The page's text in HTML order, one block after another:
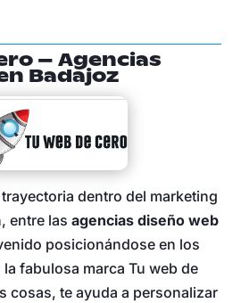
– Agencias
Badajoz
dentro del marketing
entre lasagencias diseño web
posicionándose en los
fabulosa marca Tu web de
cosas, te ayuda a personalizar